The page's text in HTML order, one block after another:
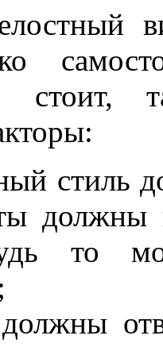
стоит,
стиль
должны
то